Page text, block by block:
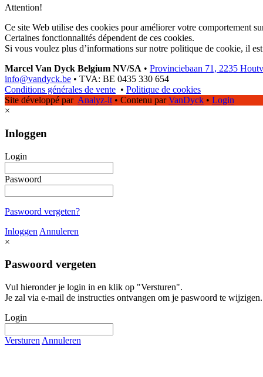
Attention!
Ce site Web utilise des cookies pour améliorer votre comportement
Certaines fonctionnalités dépendent de ces cookies.
Si vous voulez plus d’informations sur notre politique de cookie, il
Marcel Van Dyck Belgium NV/SA • Provinciebaan 71, 2235
info@vandyck.be • TVA: BE 0435 330 654
Conditions générales de vente • Politique de cookies
Site développé par Analyz-it • Contenu parVanDyck • Login
×
Inloggen
Login
Paswoord
Paswoord vergeten?
Inloggen Annuleren
×
Paswoord vergeten
Vul hieronder je login in en klik op "Versturen".
Je zal via e-mail de instructies ontvangen om je paswoord te wijzigen.
Login
Versturen Annuleren